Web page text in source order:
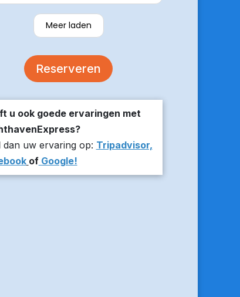
om er op tijd te zijn en
z’n live locatie een paar
voor aanvang bij ons thuis.
keer zou ik weer hier
Meer laden
Reserveren
u ook goede ervaringen met
dan uw ervaring op: Tripadvisor,
ofGoogle!